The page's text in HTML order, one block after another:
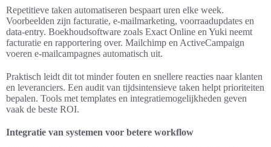
Repetitieve taken automatiseren bespaart uren elke week.
Voorbeelden zijn facturatie, e-mailmarketing, voorraadupdates en
data-entry. Boekhoudsoftware zoals Exact Online en Yuki neemt
facturatie en rapportering over. Mailchimp en ActiveCampaign
voeren e-mailcampagnes automatisch uit.
Praktisch leidt dit tot minder fouten en snellere reacties naar klanten
en leveranciers. Een audit van tijdsintensieve taken helpt prioriteiten
bepalen. Tools met templates en integratiemogelijkheden geven
vaak de beste ROI.
Integratie van systemen voor betere workflow